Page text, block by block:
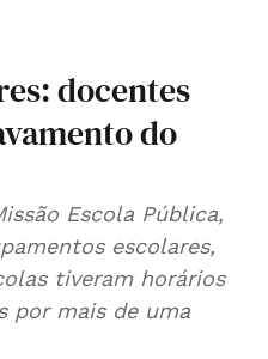
docentes
do
Escola Pública,
escolares,
tiveram horários
por mais de uma